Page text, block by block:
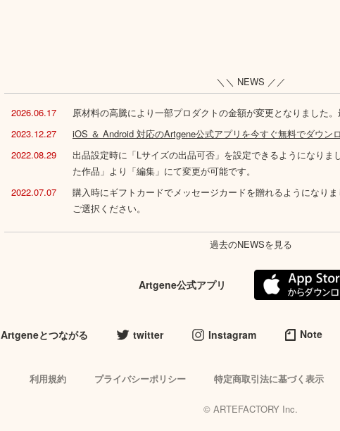
＼＼ NEWS ／／
2026.06.17 原材料の高騰により一部プロダクトの金額が変更となりました
2023.12.27
iOS ＆ Android 対応のArtgene公式アプリを今すぐ無料でダウン
2022.08.29
出品設定時に「Lサイズの出品可否」を設定できるようになりま
た作品」より「編集」にて変更が可能です。
2022.07.07
購入時にギフトカードでメッセージカードを贈れるようになり
ご選択ください。
過去のNEWSを見る
Artgene公式アプリ
Artgeneとつながる twitter Instagram Note
利用規約 プライバシーポリシー 特定商取引法に基づく表示
© ARTEFACTORY Inc.